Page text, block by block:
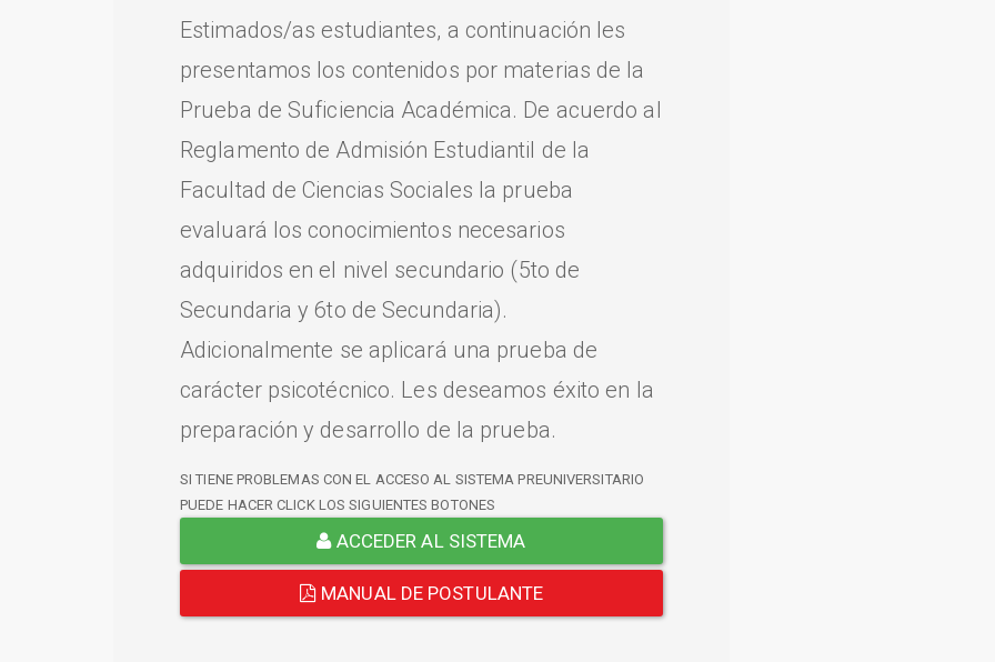
Estimados/as estudiantes, a continuación les
presentamos los contenidos por materias de la
Prueba de Suficiencia Académica. De acuerdo al
Reglamento de Admisión Estudiantil de la
Facultad de Ciencias Sociales la prueba
evaluará los conocimientos necesarios
adquiridos en el nivel secundario (5to de
Secundaria y 6to de Secundaria).
Adicionalmente se aplicará una prueba de
carácter psicotécnico. Les deseamos éxito en la
preparación y desarrollo de la prueba.
SI TIENE PROBLEMAS CON EL ACCESO AL SISTEMA PREUNIVERSITARIO
PUEDE HACER CLICK LOS SIGUIENTES BOTONES
ACCEDER AL SISTEMA
MANUAL DE POSTULANTE